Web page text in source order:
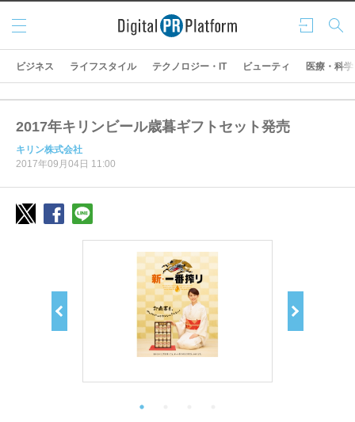
ログ
イン
検索
メニ
ュー
ビジネス ライフスタイル テクノロジー・IT ビューティ 医療・科学
2017年キリンビール歳暮ギフトセット発売
キリン株式会社
2017年09月04日 11:00